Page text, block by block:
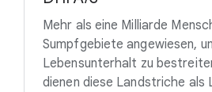
Mehr als eine Milliarde
Sumpfgebiete angewiesen,
Lebensunterhalt zu
dienen diese Landstriche als